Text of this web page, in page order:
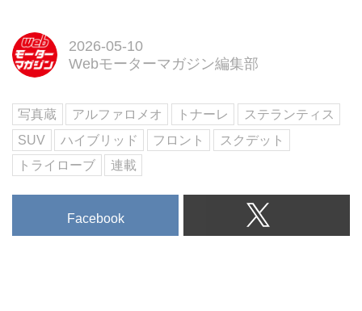
ウラ60周年 ほか
6月号の第一特集は、電動化と高
級化で激変する「ニューSUVの現
在地とその先」。PHEVのディフ
のホンダCR-Vまで...
2026-05-10
Webモーターマガジン編集部
写真蔵 アルファロメオ トナーレ
ステランティス
SUV
ハイブリッド フロント
スクデット
トライローブ
連載
Facebook